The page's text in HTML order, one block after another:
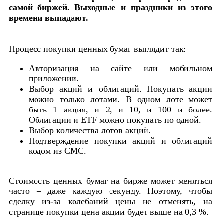
самой биржей. Выходные и праздники из этого
времени выпадают.
Процесс покупки ценных бумаг выглядит так:
Авторизация на сайте или мобильном
приложении.
Выбор акций и облигаций. Покупать акции
можно только лотами. В одном лоте может
быть 1 акция, и 2, и 10, и 100 и более.
Облигации и ETF можно покупать по одной.
Выбор количества лотов акций.
Подтверждение покупки акций и облигаций
кодом из СМС.
Стоимость ценных бумаг на бирже может меняться
часто – даже каждую секунду. Поэтому, чтобы
сделку из-за колебаний цены не отменять, на
странице покупки цена акции будет выше на 0,3 %.